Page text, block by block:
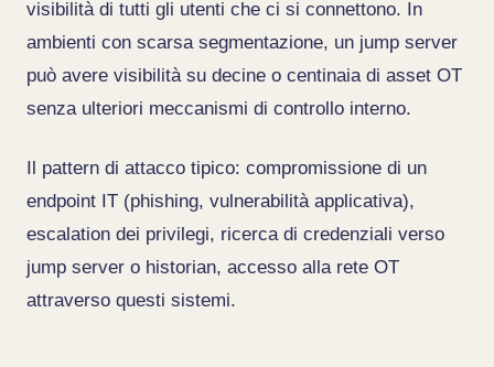
visibilità di tutti gli utenti che ci si connettono. In
ambienti con scarsa segmentazione, un jump server
può avere visibilità su decine o centinaia di asset OT
senza ulteriori meccanismi di controllo interno.
Il pattern di attacco tipico: compromissione di un
endpoint IT (phishing, vulnerabilità applicativa),
escalation dei privilegi, ricerca di credenziali verso
jump server o historian, accesso alla rete OT
attraverso questi sistemi.